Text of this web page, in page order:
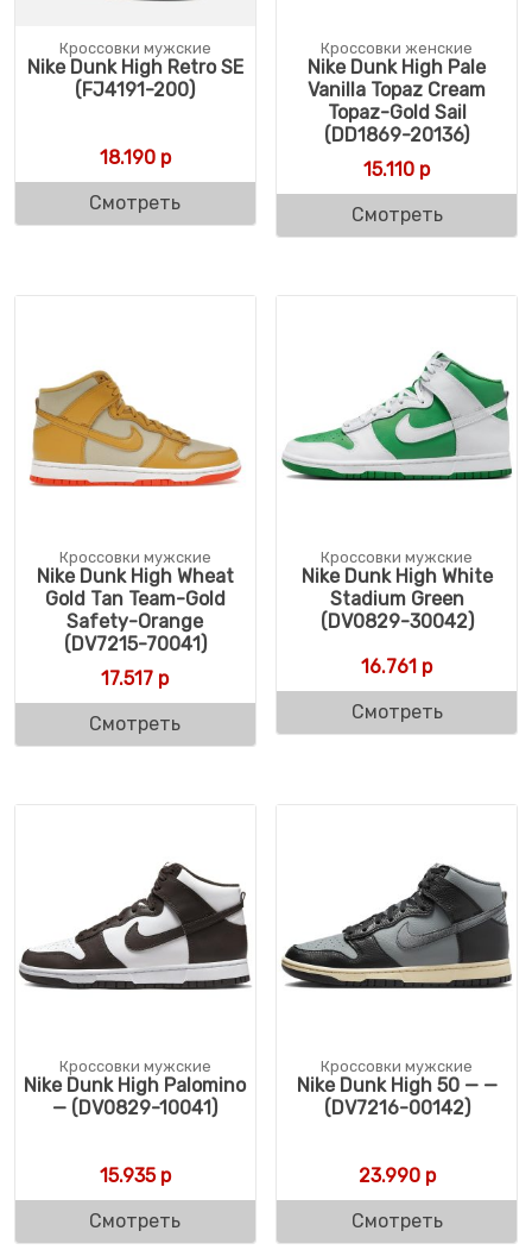
Кроссовки мужские
Nike Dunk High Retro SE
(FJ4191-200)
18.190р
Смотреть
Кроссовки женские
Nike Dunk High Pale
Vanilla Topaz Cream
Topaz-Gold Sail
(DD1869-20136)
15.110 р
Смотреть
Кроссовки мужские
Nike Dunk High Wheat
Gold Tan Team-Gold
Safety-Orange
(DV7215-70041)
17.517 р
Смотреть
Кроссовки мужские
Nike Dunk High White
Stadium Green
(DV0829-30042)
16.761 р
Смотреть
Кроссовки мужские
Nike Dunk High Palomino
— (DV0829-10041)
15.935р
Смотреть
Кроссовки мужские
Nike Dunk High 50 — —
(DV7216-00142)
23.990р
Смотреть